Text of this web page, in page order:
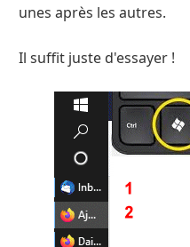
unes après les autres.
Il suffit juste d'essayer !